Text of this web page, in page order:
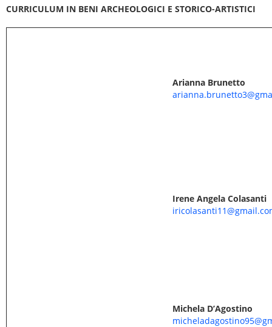
CURRICULUM IN BENI ARCHEOLOGICI E STORICO-ARTISTICI
Arianna Brunetto
Irene Angela Colasanti
Michela D’Agostino